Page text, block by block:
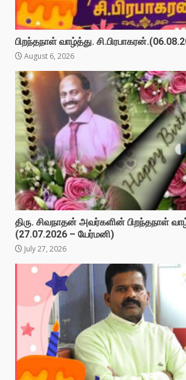
பிறந்தநாள் வாழ்த்து.
August 6, 2026
திரு. சிவநாதன் அவர்களின் பிறந்தநாள்
(27.07.2026 – யேர்மனி)
July 27, 2026